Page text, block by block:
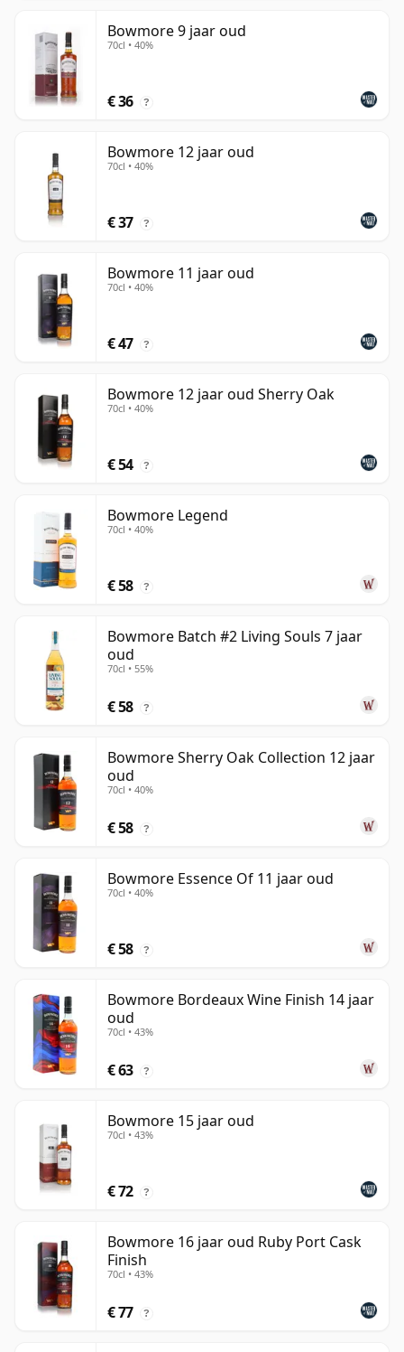
Bowmore 9 jaar oud
70cl • 40%
€ 36 ?
Bowmore 12 jaar oud
70cl • 40%
€ 37 ?
Bowmore 11 jaar oud
70cl • 40%
€ 47 ?
Bowmore 12 jaar oud Sherry Oak
70cl • 40%
€ 54 ?
Bowmore Legend
70cl • 40%
€ 58 ?
Bowmore Batch #2 Living Souls 7 jaar
oud
70cl • 55%
€ 58 ?
Bowmore Sherry Oak Collection 12 jaar
oud
70cl • 40%
€ 58 ?
Bowmore Essence Of 11 jaar oud
70cl • 40%
€ 58 ?
Bowmore Bordeaux Wine Finish 14 jaar
oud
70cl • 43%
€ 63 ?
Bowmore 15 jaar oud
70cl • 43%
€ 72 ?
Bowmore 16 jaar oud Ruby Port Cask
Finish
70cl • 43%
€ 77 ?